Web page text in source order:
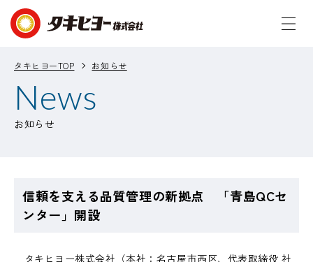
タキヒヨーTOP お知らせ
News
お知らせ
信頼を支える品質管理の新拠点 「青島QCセ
ンター」開設
タキヒヨー株式会社（本社：名古屋市西区、代表取締役 社